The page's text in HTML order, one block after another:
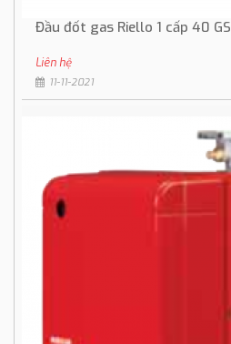
Đầu đốt gas Riello 1 cấp 40 GS
Liên hệ
11-11-2021